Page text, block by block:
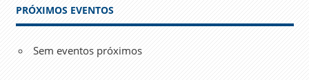
PRÓXIMOS EVENTOS
Sem eventos próximos